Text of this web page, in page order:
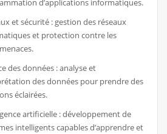
d’applications informatiques.
et sécurité : gestion des réseaux
et protection contre les
des données : analyse et
des données pour prendre des
éclairées.
artificielle : développement de
intelligents capables d’apprendre et